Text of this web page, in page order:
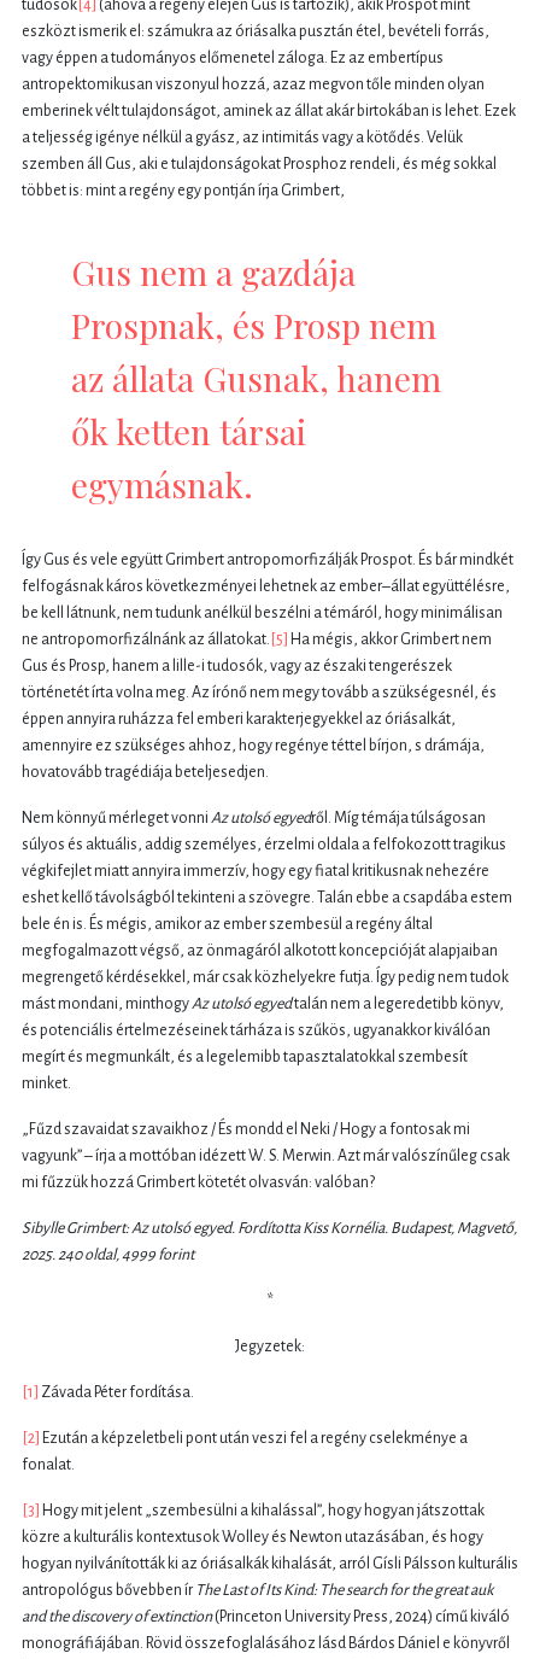
tudósok [4] (ahová a regény elején Gus is tartozik), akik Prospot mint
eszközt ismerik el: számukra az óriásalka pusztán étel, bevételi forrás,
vagy éppen a tudományos előmenetel záloga. Ez az embertípus
antropektomikusan viszonyul hozzá, azaz megvon tőle minden olyan
emberinek vélt tulajdonságot, aminek az állat akár birtokában is lehet. Ezek
a teljesség igénye nélkül a gyász, az intimitás vagy a kötődés. Velük
szemben áll Gus, aki e tulajdonságokat Prosphoz rendeli, és még sokkal
többet is: mint a regény egy pontján írja Grimbert,
Gus nem a gazdája
Prospnak, és Prosp nem
az állata Gusnak, hanem
ők ketten társai
egymásnak.
Így Gus és vele együtt Grimbert antropomorfizálják Prospot. És bár mindkét
felfogásnak káros következményei lehetnek az ember–állat együttélésre,
be kell látnunk, nem tudunk anélkül beszélni a témáról, hogy minimálisan
ne antropomorfizálnánk az állatokat. [5] Ha mégis, akkor Grimbert nem
Gus és Prosp, hanem a lille-i tudosók, vagy az északi tengerészek
történetét írta volna meg. Az írónő nem megy tovább a szükségesnél, és
éppen annyira ruházza fel emberi karakterjegyekkel az óriásalkát,
amennyire ez szükséges ahhoz, hogy regénye téttel bírjon, s drámája,
hovatovább tragédiája beteljesedjen.
Nem könnyű mérleget vonni Az utolsó egyedről. Míg témája túlságosan
súlyos és aktuális, addig személyes, érzelmi oldala a felfokozott tragikus
végkifejlet miatt annyira immerzív, hogy egy fiatal kritikusnak nehezére
eshet kellő távolságból tekinteni a szövegre. Talán ebbe a csapdába estem
bele én is. És mégis, amikor az ember szembesül a regény által
megfogalmazott végső, az önmagáról alkotott koncepcióját alapjaiban
megrengető kérdésekkel, már csak közhelyekre futja. Így pedig nem tudok
mást mondani, minthogy Az utolsó egyedtalán nem a legeredetibb könyv,
és potenciális értelmezéseinek tárháza is szűkös, ugyanakkor kiválóan
megírt és megmunkált, és a legelemibb tapasztalatokkal szembesít
minket.
„Fűzd szavaidat szavaikhoz / És mondd el Neki / Hogy a fontosak mi
vagyunk” – írja a mottóban idézett W. S. Merwin. Azt már valószínűleg csak
mi fűzzük hozzá Grimbert kötetét olvasván: valóban?
Sibylle Grimbert: Az utolsó egyed. Fordította Kiss Kornélia. Budapest, Magvető,
2025. 240 oldal, 4999 forint
*
Jegyzetek:
[1] Závada Péter fordítása.
[2] Ezután a képzeletbeli pont után veszi fel a regény cselekménye a
fonalat.
[3] Hogy mit jelent „szembesülni a kihalással”, hogy hogyan játszottak
közre a kulturális kontextusok Wolley és Newton utazásában, és hogy
hogyan nyilvánították ki az óriásalkák kihalását, arról Gísli Pálsson kulturális
antropológus bővebben ír The Last of Its Kind: The search for the great auk
and the discovery of extinction(Princeton University Press, 2024) című kiváló
monográfiájában. Rövid összefoglalásához lásd Bárdos Dániel e könyvről